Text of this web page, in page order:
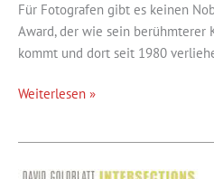
Für Fotografen gibt es keinen
Award, der wie sein berühmterer
kommt und dort seit 1980
Ein
Weiterlesen »